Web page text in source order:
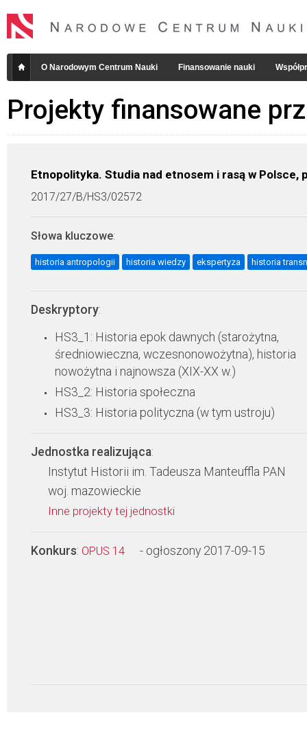
O Narodowym Centrum Nauki Finansowanie nauki
Projekty finansowane
Etnopolityka. Studia nad etnosem i rasą w
2017/27/B/HS3/02572
Słowa kluczowe:
historia antropologii historia wiedzy ekspertyza historia
Deskryptory:
HS3_1: Historia epok dawnych (starożytna,
średniowieczna, wczesnonowożytna), historia
nowożytna i najnowsza (XIX-XX w.)
HS3_2: Historia społeczna
HS3_3: Historia polityczna (w tym ustroju)
Jednostka realizująca:
Instytut Historii im. Tadeusza Manteuffla PAN
woj. mazowieckie
Inne projekty tej jednostki
Konkurs: OPUS 14 - ogłoszony 2017-09-15